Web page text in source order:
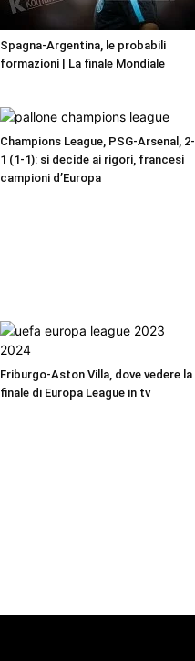
Spagna-Argentina, le probabili
formazioni | La finale Mondiale
Champions League, PSG-Arsenal, 2-
1 (1-1): si decide ai rigori, francesi
campioni d’Europa
Friburgo-Aston Villa, dove vedere la
finale di Europa League in tv